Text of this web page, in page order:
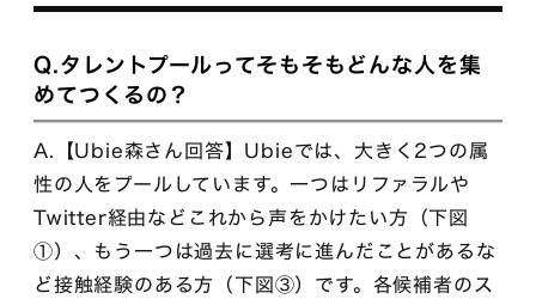
Q.タレントプールってそもそもどんな人を集
めてつくるの？
A.【Ubie森さん回答】Ubieでは、大きく2つの属
性の人をプールしています。一つはリファラルや
Twitter経由などこれから声をかけたい方（下図
①）、もう一つは過去に選考に進んだことがあるな
ど接触経験のある方（下図③）です。各候補者のス